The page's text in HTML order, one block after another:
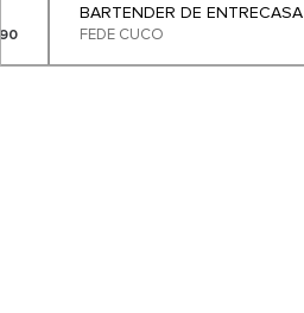
BARTENDER DE ENTRECASA
FEDE CUCO